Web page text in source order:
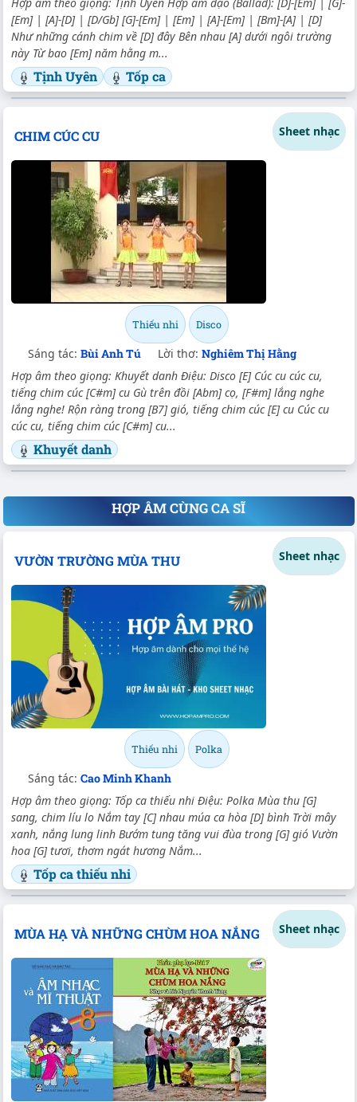
[Em] | [A]-[D] | [D/Gb] [G]-[Em] | [Em] | [A]-[Em] | [Bm]-[A] | [D]
Như những cánh chim về [D] đây Bên nhau [A] dưới ngôi trường
này Từ bao [Em] năm hằng m...
Tịnh Uyên Tốp ca
CHIM CÚC CU Sheet nhạc
Thiếu nhi Disco
Sáng tác: Bùi Anh Tú Lời thơ: Nghiêm Thị Hằng
Hợp âm theo giọng: Khuyết danh Điệu: Disco [E] Cúc cu cúc cu,
tiếng chim cúc [C#m] cu Gù trên đồi [Abm] cọ, [F#m] lắng nghe
lắng nghe! Rộn ràng trong [B7] gió, tiếng chim cúc [E] cu Cúc cu
cúc cu, tiếng chim cúc [C#m] cu...
Khuyết danh
HỢP ÂM CÙNG CA SĨ
VƯỜN TRƯỜNG MÙA THU Sheet nhạc
Thiếu nhi Polka
Sáng tác: Cao Minh Khanh
Hợp âm theo giọng: Tốp ca thiếu nhi Điệu: Polka Mùa thu [G]
sang, chim líu lo Nắm tay [C] nhau múa ca hòa [D] bình Trời mây
xanh, nắng lung linh Bướm tung tăng vui đùa trong [G] gió Vườn
hoa [G] tươi, thơm ngát hương Nắm...
Tốp ca thiếu nhi
MÙA HẠ VÀ NHỮNG CHÙM HOA NẮNG Sheet nhạc